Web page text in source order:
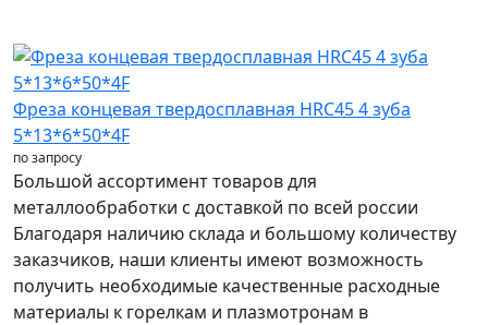
Фреза концевая твердосплавная HRC45 4 зуба
5*13*6*50*4F
по запросу
Большой ассортимент товаров для
металлообработки с доставкой по всей россии
Благодаря наличию склада и большому количеству
заказчиков, наши клиенты имеют возможность
получить необходимые качественные расходные
материалы к горелкам и плазмотронам в